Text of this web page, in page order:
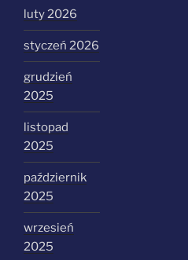
luty 2026
styczeń 2026
grudzień
2025
listopad
2025
październik
2025
wrzesień
2025